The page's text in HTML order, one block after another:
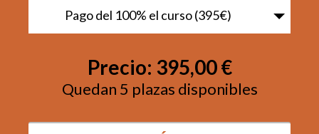
Pago del 100% el curso (395€)
Precio: 395,00 €
Quedan 5 plazas disponibles